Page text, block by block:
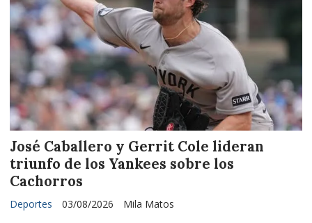
José Caballero y Gerrit Cole lideran
triunfo de los Yankees sobre los
Cachorros
Mila Matos
Deportes 03/08/2026